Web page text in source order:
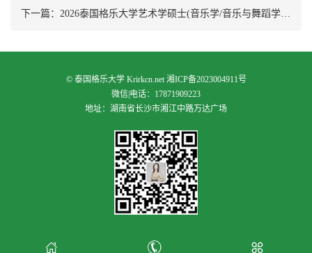
下一篇： 2026泰国格乐大学艺术学硕士(音乐学/音乐与舞蹈学专业)
© 泰国格乐大学Krirkcn.net 湘ICP备2023004911号
微信|电话：17871909223
地址：湖南省长沙市湘江中路万达广场